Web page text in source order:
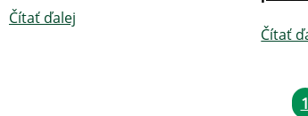
Čítať ďalej
Čítať
1